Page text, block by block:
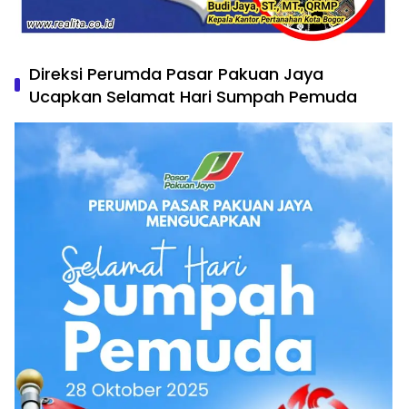
Direksi Perumda Pasar Pakuan Jaya
Ucapkan Selamat Hari Sumpah Pemuda